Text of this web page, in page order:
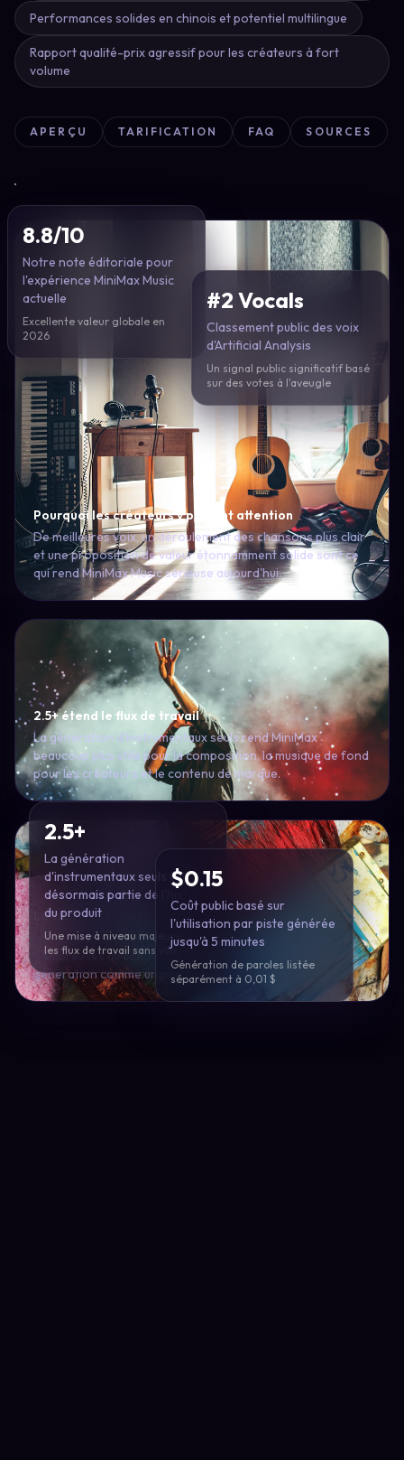
Performances solides en chinois et potentiel multilingue
Rapport qualité-prix agressif pour les créateurs à fort
volume
APERÇU TARIFICATION FAQ SOURCES
Pourquoi les créateurs y prêtent attention
De meilleures voix, un déroulement des chansons plus clair
et une proposition de valeur étonnamment solide sont ce
qui rend MiniMax Music sérieuse aujourd'hui.
2.5+ étend le flux de travail
La génération d'instrumentaux seuls rend MiniMax
beaucoup plus utile pour la composition, la musique de fond
pour les créateurs et le contenu de marque.
La valeur fait partie de l'histoire
La tarification faible par piste rend réaliste l'essai de
nombreuses directions au lieu de considérer chaque
génération comme un pari risqué.
8.8/10
Notre note éditoriale pour
l'expérience MiniMax Music
actuelle
Excellente valeur globale en
2026
#2 Vocals
Classement public des voix
d'Artificial Analysis
Un signal public significatif basé
sur des votes à l'aveugle
2.5+
La génération
d'instrumentaux seuls fait
désormais partie de l'histoire
du produit
Une mise à niveau majeure pour
les flux de travail sans voix
$0.15
Coût public basé sur
l'utilisation par piste générée
jusqu'à 5 minutes
Génération de paroles listée
séparément à 0,01 $